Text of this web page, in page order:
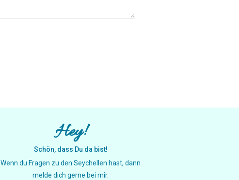
Hey!
Schön, dass Du da bist!
Wenn du Fragen zu den Seychellen hast, dann
melde dich gerne bei mir.